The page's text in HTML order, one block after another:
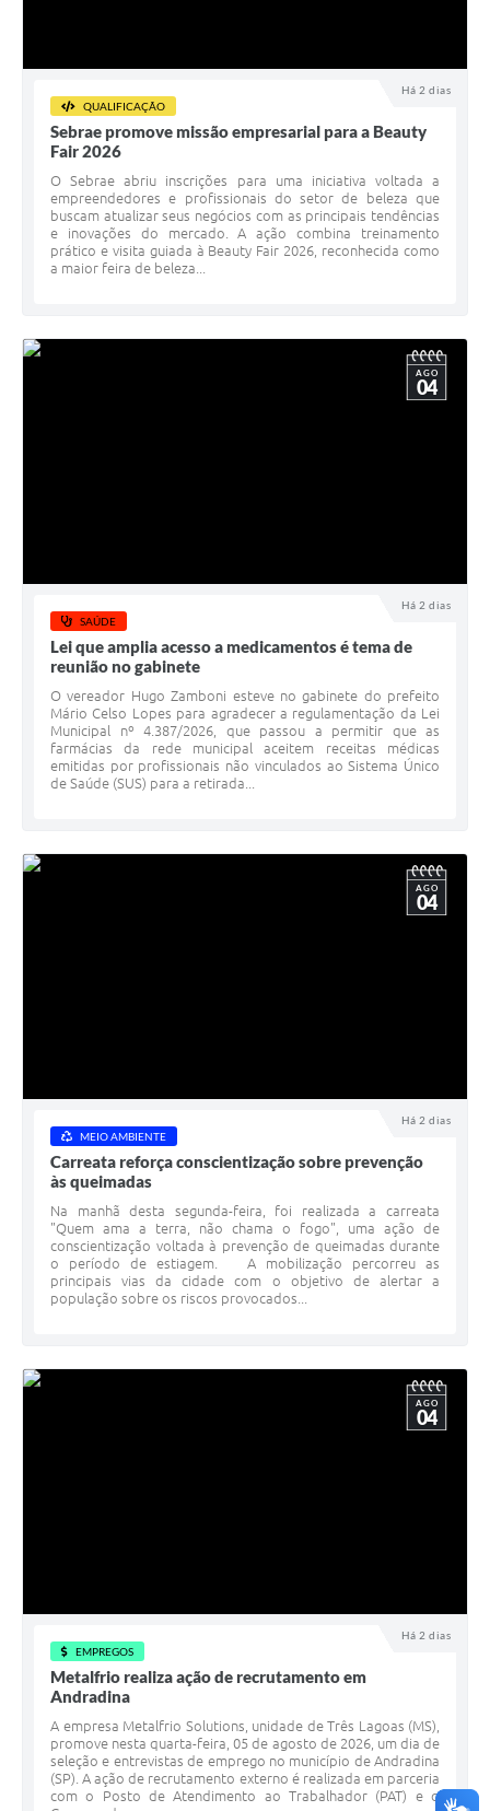
Há 2 dias
QUALIFICAÇÃO
Sebrae promove missão empresarial para a Beauty
Fair 2026
​O Sebrae abriu inscrições para uma iniciativa voltada a
empreendedores e profissionais do setor de beleza que
buscam atualizar seus negócios com as principais tendências
e inovações do mercado. A ação combina treinamento
prático e visita guiada à Beauty Fair 2026, reconhecida como
a maior feira de beleza...
Há 2 dias
AGO
04
SAÚDE
Lei que amplia acesso a medicamentos é tema de
reunião no gabinete
O vereador Hugo Zamboni esteve no gabinete do prefeito
Mário Celso Lopes para agradecer a regulamentação da Lei
Municipal nº 4.387/2026, que passou a permitir que as
farmácias da rede municipal aceitem receitas médicas
emitidas por profissionais não vinculados ao Sistema Único
de Saúde (SUS) para a retirada...
Há 2 dias
AGO
04
MEIO AMBIENTE
Carreata reforça conscientização sobre prevenção
às queimadas
Na manhã desta segunda-feira, foi realizada a carreata
"Quem ama a terra, não chama o fogo", uma ação de
conscientização voltada à prevenção de queimadas durante
o período de estiagem. A mobilização percorreu as
principais vias da cidade com o objetivo de alertar a
população sobre os riscos provocados...
Há 2 dias
AGO
04
EMPREGOS
Metalfrio realiza ação de recrutamento em
Andradina
A empresa Metalfrio Solutions, unidade de Três Lagoas (MS),
promove nesta quarta-feira, 05 de agosto de 2026, um dia de
seleção e entrevistas de emprego no município de Andradina
(SP). A ação de recrutamento externo é realizada em parceria
com o Posto de Atendimento ao Trabalhador (PAT) e o